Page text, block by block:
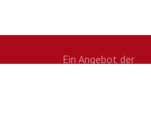
Ein Angebot der